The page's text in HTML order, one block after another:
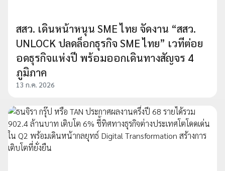
สสว. เดินหน้าหนุน SME ไทย จัดงาน “สสว.
UNLOCK ปลดล็อกธุรกิจ SME ไทย” เวทีต่อย
อดธุรกิจแห่งปี พร้อมออกเดินทางสัญจร 4
ภูมิภาค
13 ก.ค. 2026